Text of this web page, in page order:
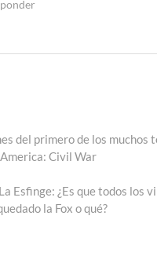
del primero de los muchos
Civil War
Esfinge: ¿Es que todos los
la Fox o qué?